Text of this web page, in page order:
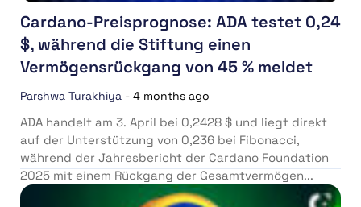
Cardano-Preisprognose: ADA testet 0,24
$, während die Stiftung einen
Vermögensrückgang von 45 % meldet
Parshwa Turakhiya - 4 months ago
ADA handelt am 3. April bei 0,2428 $ und liegt direkt
auf der Unterstützung von 0,236 bei Fibonacci,
während der Jahresbericht der Cardano Foundation
2025 mit einem Rückgang der Gesamtvermögen...